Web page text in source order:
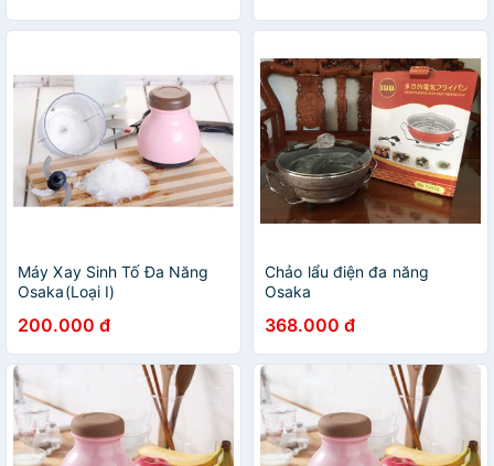
Máy Xay Sinh Tố Đa Năng
Osaka(Loại I)
200.000 đ
Chảo lẩu điện đa năng
Osaka
368.000 đ